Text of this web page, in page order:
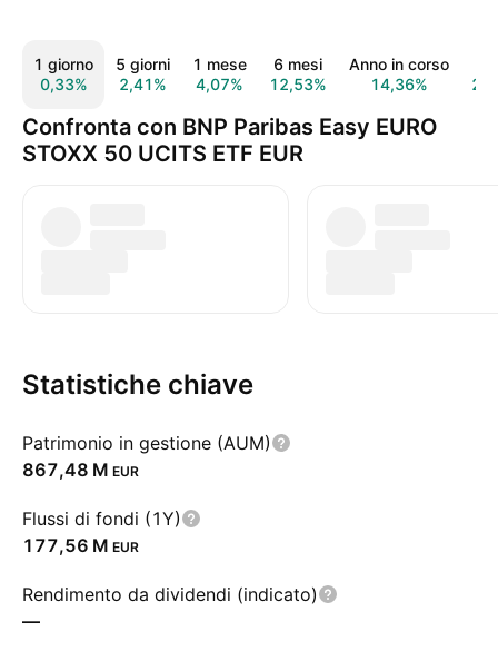
1 giorno
0,33%
5 giorni
2,41%
1 mese
4,07%
6 mesi
12,53%
Anno in corso
14,36%
Confronta con BNP Paribas Easy EURO
STOXX 50 UCITS ETF EUR
Statistiche chiave
Patrimonio in gestione (AUM)
‪867,48 M‬ EUR
Flussi di fondi (1Y)
‪177,56 M‬ EUR
Rendimento da dividendi (indicato)
—